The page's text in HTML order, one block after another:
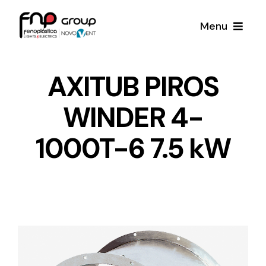
Menu
Noticias
Proyectos
AXITUB PIROS
WINDER 4-
1000T-6 7.5 kW